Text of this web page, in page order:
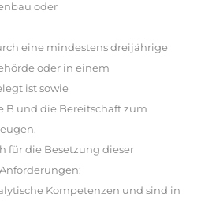
oder
eine mindestens dreijährige
oder in einem
ist sowie
B und die Bereitschaft zum
für die Besetzung dieser
Kompetenzen und sind in